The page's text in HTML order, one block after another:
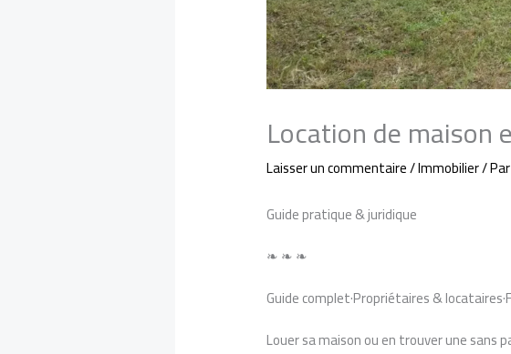
Location de maison
Laisser un commentaire/Immobilier/
Guide pratique & juridique
❧ ❧ ❧
Guide complet·Propriétaires &
Louer sa maison ou en trouver une sans